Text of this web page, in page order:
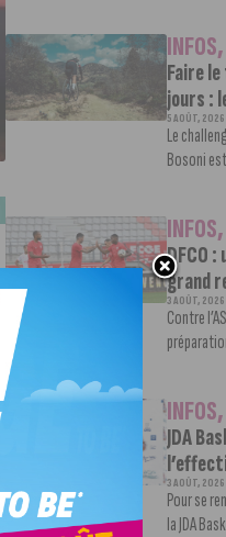
INFOS,
Faire
jours :
5 AOÛT, 2026
Le
Bosoni
INFOS,
DFCO
grand
3 AOÛT, 2026
Contre
INFOS,
JDA
3 AOÛT, 2026
Pour se
la JDA